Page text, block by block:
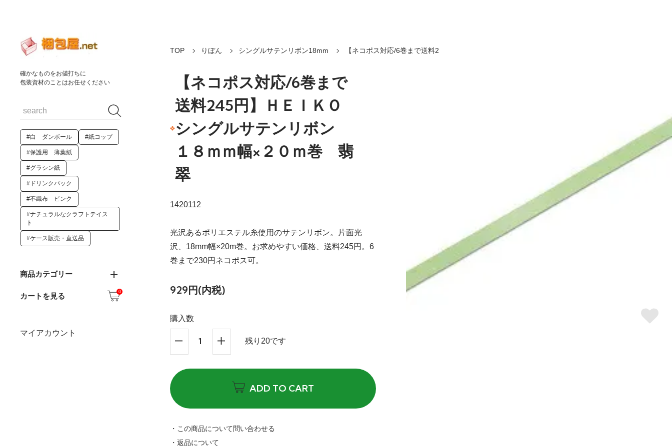
確かなものをお値打ちに
包装資材のことはお任せください
#白 ダンボール #紙コップ
#保護用 薄葉紙
#グラシン紙
#ドリンクパック
#不織布 ピンク
#ナチュラルなクラフトテイス
ト
#ケース販売・直送品
商品カテゴリー
カートを見る 0
マイアカウント
TOP りぼん シングルサテンリボン18mm 【ネコポス対応/6巻まで送料2
【ネコポス対応/6巻まで
送料245円】ＨＥＩＫＯ
シングルサテンリボン
１８ｍｍ幅×２０ｍ巻 翡
翠
1420112
光沢あるポリエステル糸使用のサテンリボン。片面光
沢、18mm幅×20m巻。お求めやすい価格、送料245円。6
巻まで230円ネコポス可。
929円(内税)
購入数
残り20です
ADD TO CART
・この商品について問い合わせる
・返品について